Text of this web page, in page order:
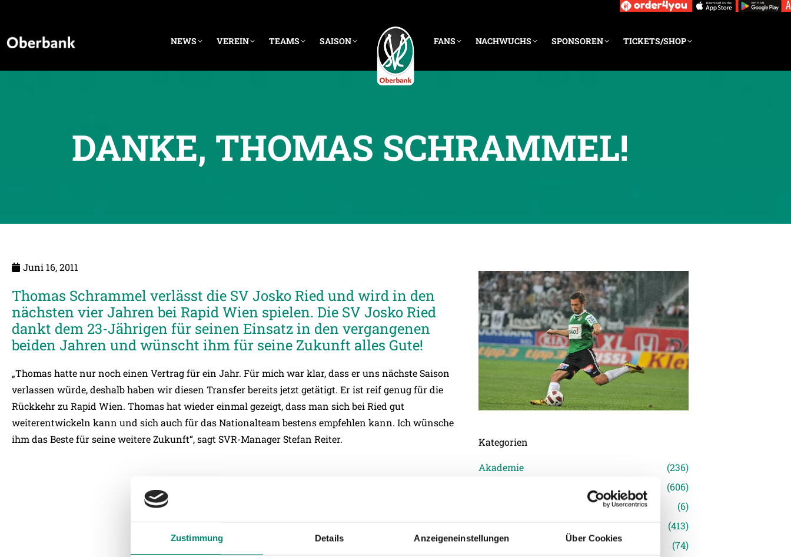
Zustimmung Details Anzeigeneinstellungen Über Cookies
NEWS VEREIN TEAMS SAISON FANS NACHWUCHS SPONSOREN TICKETS/SHOP
DANKE, THOMAS SCHRAMMEL!
Juni 16, 2011
Thomas Schrammel verlässt die SV Josko Ried und wird in den
nächsten vier Jahren bei Rapid Wien spielen. Die SV Josko Ried
dankt dem 23-Jährigen für seinen Einsatz in den vergangenen
beiden Jahren und wünscht ihm für seine Zukunft alles Gute!
„Thomas hatte nur noch einen Vertrag für ein Jahr. Für mich war klar, dass er uns nächste Saison
verlassen würde, deshalb haben wir diesen Transfer bereits jetzt getätigt. Er ist reif genug für die
Rückkehr zu Rapid Wien. Thomas hat wieder einmal gezeigt, dass man sich bei Ried gut
weiterentwickeln kann und sich auch für das Nationalteam bestens empfehlen kann. Ich wünsche
ihm das Beste für seine weitere Zukunft“, sagt SVR-Manager Stefan Reiter.
Kategorien
Akademie
(236)
(606)
(6)
Junge Wikinger Ried
(413)
Nachwuchs
(74)